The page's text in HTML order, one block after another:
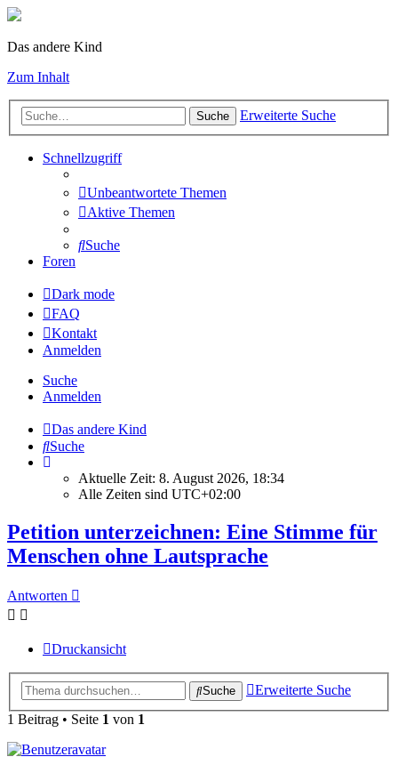
Das andere Kind
Zum Inhalt
Suche Erweiterte Suche
Schnellzugriff
Unbeantwortete Themen
Aktive Themen
Suche
Foren
Dark mode
FAQ
Kontakt
Anmelden
Suche
Anmelden
Das andere Kind
Suche
Aktuelle Zeit: 8. August 2026, 18:34
Alle Zeiten sind UTC+02:00
Petition unterzeichnen: Eine Stimme für
Menschen ohne Lautsprache
Antworten
Druckansicht
Suche
Erweiterte Suche
1 Beitrag • Seite 1 von 1